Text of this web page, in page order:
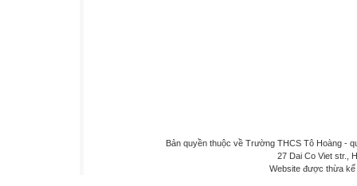
Bản quyền thuộc về Trường THCS Tô Hoàng -
27 Dai Co Viet str.,
Website được thừa